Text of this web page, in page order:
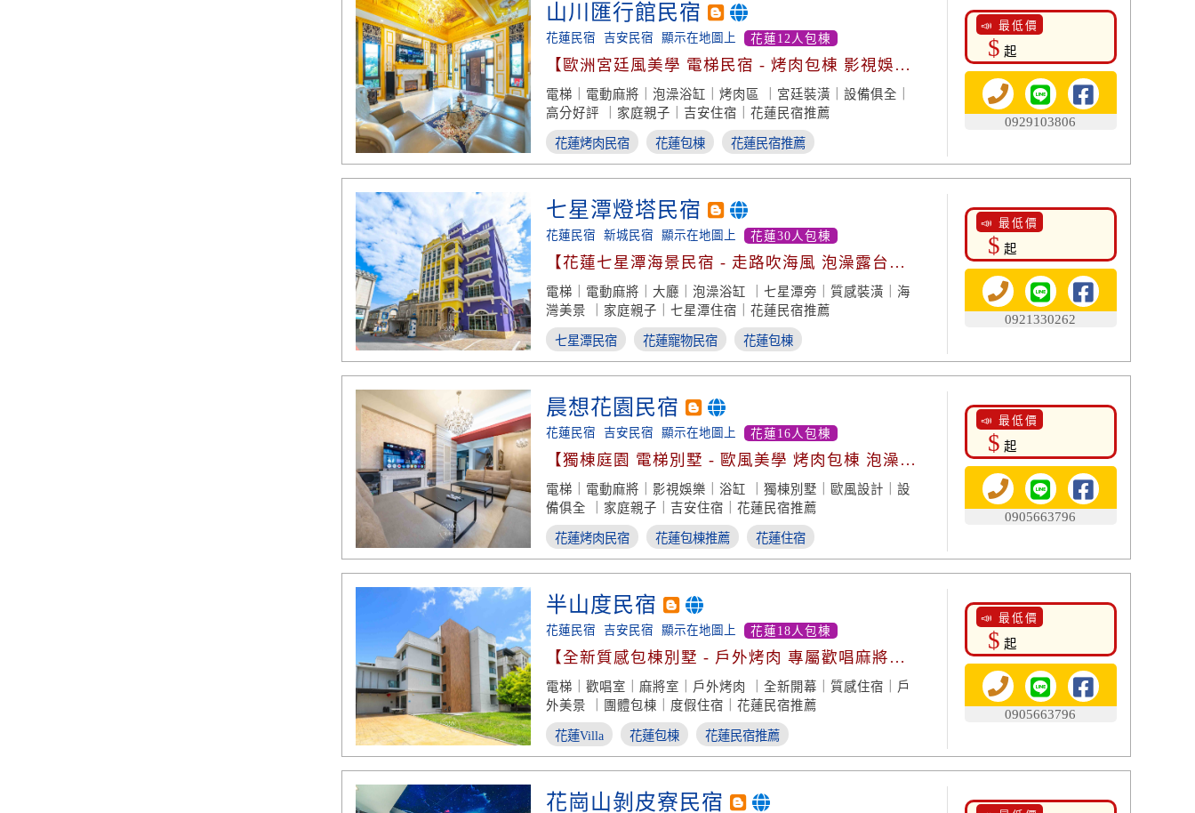
山川匯行館民宿
花蓮民宿 吉安民宿 顯示在地圖上 花蓮12人包棟
【歐洲宮廷風美學 電梯民宿 - 烤肉包棟 影視娛樂
近花蓮市】
電梯｜電動麻將｜泡澡浴缸｜烤肉區 ｜宮廷裝潢｜設備俱全｜
高分好評 ｜家庭親子｜吉安住宿｜花蓮民宿推薦
花蓮烤肉民宿 花蓮包棟 花蓮民宿推薦
📣 最低價
$ 起
0929103806
七星潭燈塔民宿
花蓮民宿 新城民宿 顯示在地圖上 花蓮30人包棟
【花蓮七星潭海景民宿 - 走路吹海風 泡澡露台賞
海景】
電梯｜電動麻將｜大廳｜泡澡浴缸 ｜七星潭旁｜質感裝潢｜海
灣美景 ｜家庭親子｜七星潭住宿｜花蓮民宿推薦
七星潭民宿 花蓮寵物民宿 花蓮包棟
📣 最低價
$ 起
0921330262
晨想花園民宿
花蓮民宿 吉安民宿 顯示在地圖上 花蓮16人包棟
【獨棟庭園 電梯別墅 - 歐風美學 烤肉包棟 泡澡放
鬆】
電梯｜電動麻將｜影視娛樂｜浴缸 ｜獨棟別墅｜歐風設計｜設
備俱全 ｜家庭親子｜吉安住宿｜花蓮民宿推薦
花蓮烤肉民宿 花蓮包棟推薦 花蓮住宿
📣 最低價
$ 起
0905663796
半山度民宿
花蓮民宿 吉安民宿 顯示在地圖上 花蓮18人包棟
【全新質感包棟別墅 - 戶外烤肉 專屬歡唱麻將
室】
電梯｜歡唱室｜麻將室｜戶外烤肉 ｜全新開幕｜質感住宿｜戶
外美景 ｜團體包棟｜度假住宿｜花蓮民宿推薦
花蓮Villa 花蓮包棟 花蓮民宿推薦
📣 最低價
$ 起
0905663796
花崗山剝皮寮民宿